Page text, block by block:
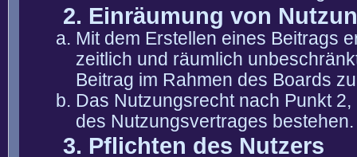
2. Einräumung von
Mit dem Erstellen eines Beitrags
zeitlich und räumlich
Beitrag im Rahmen des Boards
Das Nutzungsrecht nach Punkt
des Nutzungsvertrages bestehen.
3. Pflichten des Nutzers